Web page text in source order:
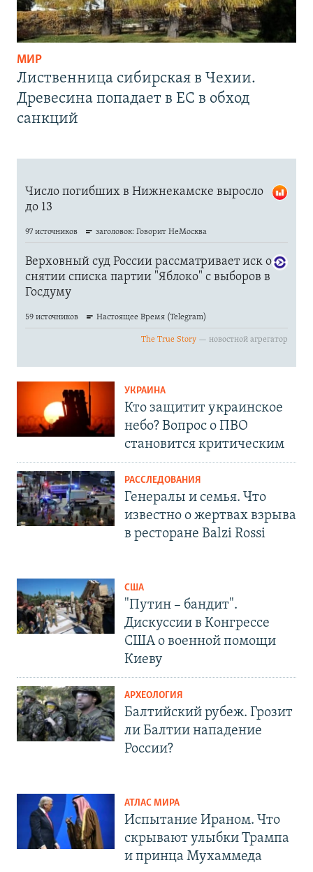
МИР
Лиственница сибирская в Чехии.
Древесина попадает в ЕС в обход
санкций
УКРАИНА
Кто защитит украинское
небо? Вопрос о ПВО
становится критическим
РАССЛЕДОВАНИЯ
Генералы и семья. Что
известно о жертвах взрыва
в ресторане Balzi Rossi
США
"Путин – бандит".
Дискуссии в Конгрессе
США о военной помощи
Киеву
АРХЕОЛОГИЯ
Балтийский рубеж. Грозит
ли Балтии нападение
России?
АТЛАС МИРА
Испытание Ираном. Что
скрывают улыбки Трампа
и принца Мухаммеда